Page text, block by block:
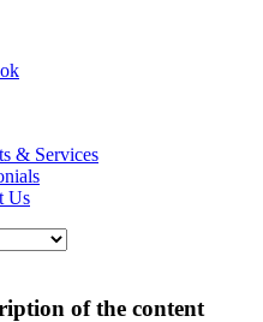
& Services
Us
of the content